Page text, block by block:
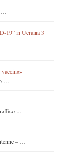
19” in Ucraina 3
vaccino»
…
…
– …